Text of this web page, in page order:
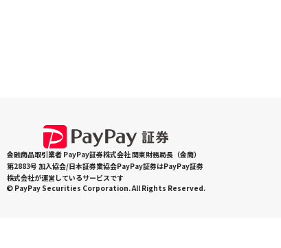
金融商品取引業者 PayPay証券株式会社 関東財務局長（金商）
第2883号 加入協会/日本証券業協会PayPay証券はPayPay証券
株式会社が運営しているサービスです
© PayPay Securities Corporation. All Rights Reserved.